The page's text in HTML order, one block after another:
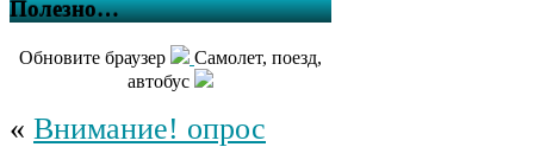
Полезно…
Обновите браузер
Самолет, поезд,
автобус
« Внимание! опрос